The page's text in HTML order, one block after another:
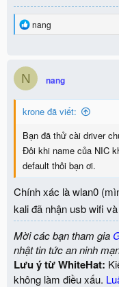
R
t
o
n
s
nang
N nang
krone đã viết:
Bạn đã thử cài driver
Đôi khi name của NIC
default thôi bạn ơi.
Chính xác là wlan0
kali đã nhận usb wifi
Mời các bạn tham gia
nhật tin tức an ninh
Lưu ý từ WhiteHat:
không làm điều xấu.